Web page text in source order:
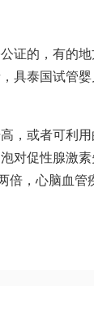
证的，有的
具泰国试管
，或者可利
对促性腺激
，心脑血管